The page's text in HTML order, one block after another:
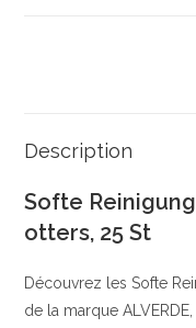
douceur
Rafraîchissant,
sans
|
Aloe
Description
Softe
otters, 25 St
Découvrez les Softe
de la marque